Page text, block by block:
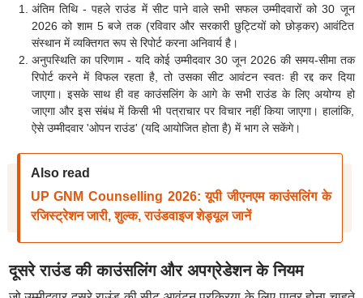
अंतिम तिथि - पहले राउंड में सीट पाने वाले सभी सफल उम्मीदवारों को 30 जून
2026 को शाम 5 बजे तक (रविवार और सरकारी छुट्टियों को छोड़कर) आवंटित
संस्थान में व्यक्तिगत रूप से रिपोर्ट करना अनिवार्य है।
अनुपस्थिति का परिणाम - यदि कोई उम्मीदवार 30 जून 2026 की समय-सीमा तक
रिपोर्ट करने में विफल रहता है, तो उसका सीट आवंटन स्वतः ही रद्द कर दिया
जाएगा। इसके साथ ही वह काउंसलिंग के आगे के सभी राउंड के लिए अयोग्य हो
जाएगा और इस संबंध में किसी भी पत्राचार पर विचार नहीं किया जाएगा। हालांकि,
ऐसे उम्मीदवार 'ओपन राउंड' (यदि आयोजित होता है) में भाग ले सकेंगे।
Also read
UP GNM Counselling 2026: यूपी जीएनएम काउंसलिंग के
रजिस्ट्रेशन जारी, शुल्क, राउंडवाइज शेड्यूल जानें
दूसरे राउंड की काउंसलिंग और अपग्रेडेशन के नियम